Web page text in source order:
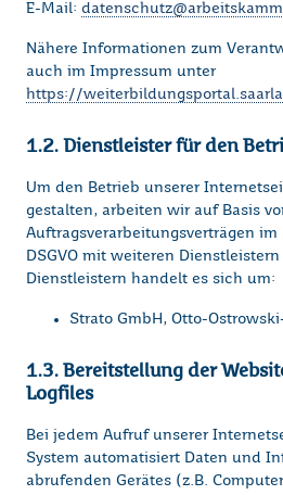
E-Mail:
Nähere Informationen zum
auch im Impressum unter
https://
1.2. Dienstleister für den
Um den Betrieb unserer
gestalten, arbeiten wir auf Basis
Auftragsverarbeitungsverträgen im
DSGVO mit weiteren
Dienstleistern handelt es sich um:
Strato GmbH, Otto-
1.3. Bereitstellung der
Logfiles
Bei jedem Aufruf unserer
System automatisiert Daten und
abrufenden Gerätes (z.B.